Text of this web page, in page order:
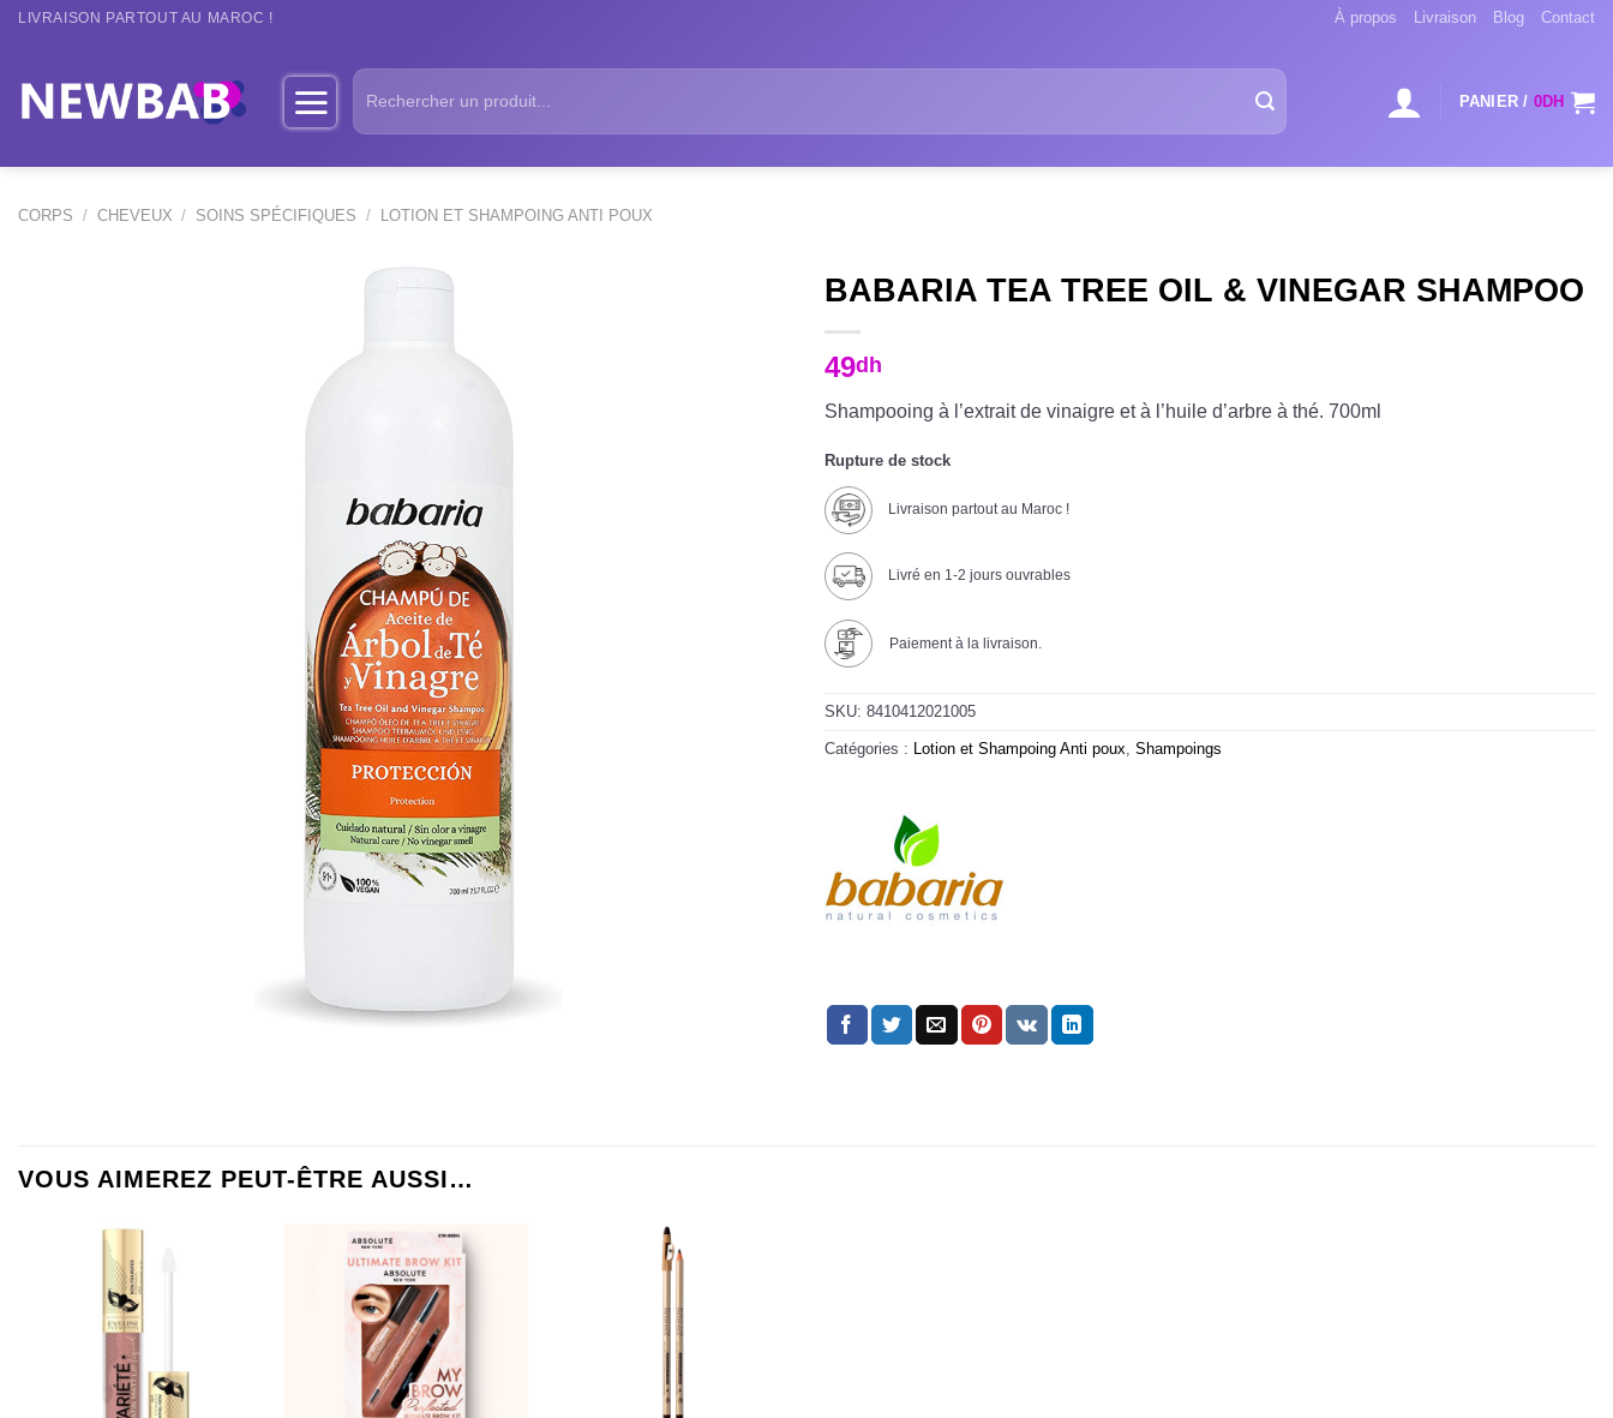
Passer
LIVRAISON PARTOUT AU MAROC ! À propos Livraison Blog Contact
Recherche
pour :
PANIER / 0DH
CORPS / CHEVEUX / SOINS SPÉCIFIQUES / LOTION ET SHAMPOING ANTI POUX
BABARIA TEA TREE OIL & VINEGAR SHAMPOO
49dh
Shampooing à l’extrait de vinaigre et à l’huile d’arbre à thé. 700ml
Rupture de stock
Livraison partout au Maroc !
Livré en 1-2 jours ouvrables
Paiement à la livraison.
SKU: 8410412021005
Catégories : Lotion et Shampoing Anti poux Shampoings
VOUS AIMEREZ PEUT-ÊTRE AUSSI…